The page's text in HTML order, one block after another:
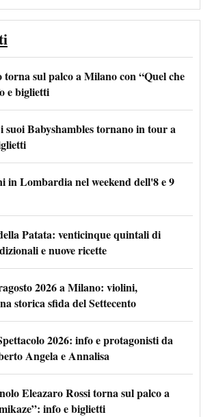
torna sul palco a Milano con “Quel che
e biglietti
suoi Babyshambles tornano in tour a
in Lombardia nel weekend dell'8 e 9
Patata: venticinque quintali di
e nuove ricette
2026 a Milano: violini,
storica sfida del Settecento
2026: info e protagonisti da
Angela e Annalisa
Eleazaro Rossi torna sul palco a
info e biglietti